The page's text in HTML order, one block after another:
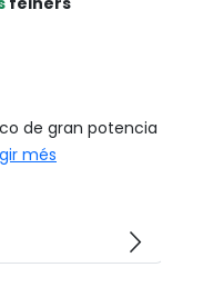
de gran potencia
més
arrow_forward_ios